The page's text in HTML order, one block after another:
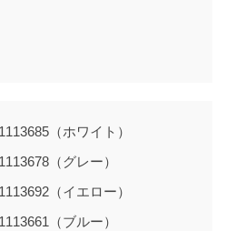
（ホワイト）
（グレー）
（イエロー）
（ブルー）